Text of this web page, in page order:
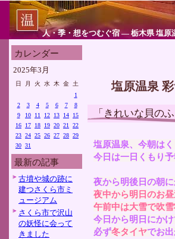
人・季・想をつむぐ宿 ― 栃木県 塩原
カレンダー
2025年3月
日 月 火 水 木 金
土
1
2
3 4 5 6 7
8
9
10 11 12 13 14
15
16
17 18 19 20 21
22
23 24 25 26 27 28 29
30 31
最新の記事
古墳や城の跡に
建つさくら市ミ
ュージアム
さくら市で沢山
の妖怪に会って
きました
塩原温泉
「きれいな貝の
塩原温泉、今朝は
今日は一日くもり
夜から明後日の朝
夜中から明日のお
午前中は大雪で吹
今日から明日にか
必ず冬タイヤでお